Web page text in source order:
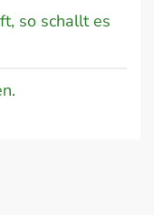
so schallt es